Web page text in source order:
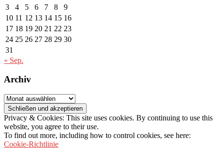
3
4 5 6 7 8
9
10 11 12 13 14 15 16
17 18 19 20 21 22 23
24 25 26 27 28 29 30
31
« Sep.
Archiv
Archiv
Privacy & Cookies: This site uses cookies. By continuing to use this
website, you agree to their use.
To find out more, including how to control cookies, see here:
Cookie-Richtlinie